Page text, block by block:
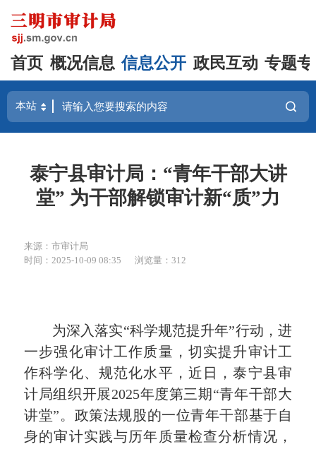
首页 概况信息 信息公开 政民互动 专题
泰宁县审计局：“青年干部大讲
堂” 为干部解锁审计新“质”力
来源：市审计局
时间：2025-10-09 08:35
浏览量：312
为深入落实“科学规范提升年”行动，进
一步强化审计工作质量，切实提升审计工
作科学化、规范化水平，近日，泰宁县审
计局组织开展2025年度第三期“青年干部大
讲堂”。政策法规股的一位青年干部基于自
身的审计实践与历年质量检查分析情况，